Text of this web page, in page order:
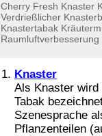
Cherry Fresh Knaster
Verdrießlicher
Knastertabak
Raumluftverbesserung
Knaster
Als Knaster wird
Tabak
Szenesprache
Pflanzenteilen